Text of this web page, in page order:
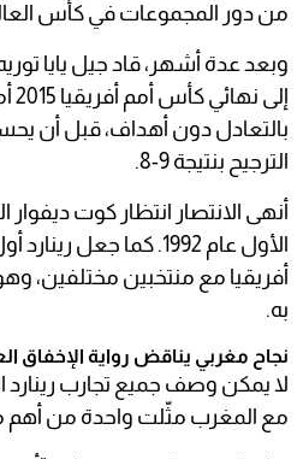
من دور المجموعات في كأس العالم
وبعد عدة أشهر، قاد جيل يايا
بالتعادل دون أهداف، قبل أن
الترجيح بنتيجة 9-8.
أنهى الانتصار انتظار كوت
الأول عام 1992. كما
أفريقيا مع منتخبين مختلفين، وهو
به.
نجاح مغربي يناقض رواية الإخفاق
لا يمكن وصف جميع تجارب رينارد
مع المغرب مثّلت واحدة من